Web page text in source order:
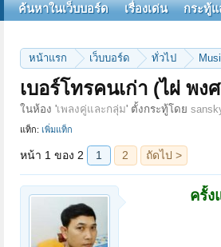
หน้าแรก เว็บบอร์ด ทั่วไป
เบอร์โทรคนเก่า (ไผ่ พง
ในห้อง 'เพลงคู่และกลุ่ม' ตั้งกระทู้โดย
แท็ก: เพิ่มแท็ก
หน้า 1 ของ 2 1
ครั้ง
ค้นหาในเว็บบอร์ด เรื่องเด่น กระทู้